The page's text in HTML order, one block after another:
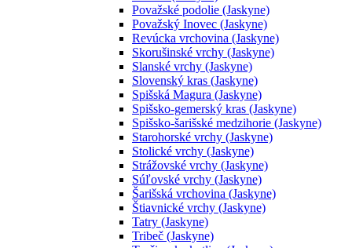
Považské podolie (Jaskyne)
Považský Inovec (Jaskyne)
Revúcka vrchovina (Jaskyne)
Skorušinské vrchy (Jaskyne)
Slanské vrchy (Jaskyne)
Slovenský kras (Jaskyne)
Spišská Magura (Jaskyne)
Spišsko-gemerský kras (Jaskyne)
Spišsko-šarišské medzihorie (Jaskyne)
Starohorské vrchy (Jaskyne)
Stolické vrchy (Jaskyne)
Strážovské vrchy (Jaskyne)
Súľovské vrchy (Jaskyne)
Šarišská vrchovina (Jaskyne)
Štiavnické vrchy (Jaskyne)
Tatry (Jaskyne)
Tribeč (Jaskyne)